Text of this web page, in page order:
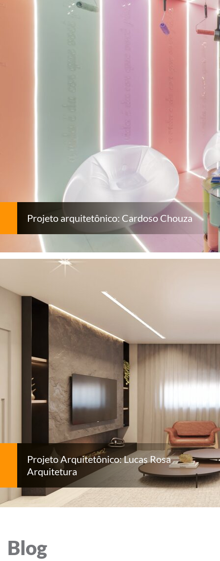
Projeto arquitetônico: Cardoso Chouza
Projeto Arquitetônico: Lucas Rosa
Arquitetura
Blog